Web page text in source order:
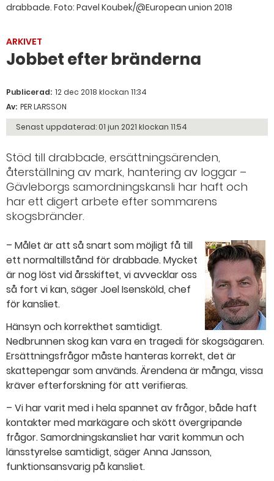
drabbade. Foto: Pavel Koubek/@European union 2018
ARKIVET
Jobbet efter bränderna
Publicerad: 12 dec 2018 klockan 11:34
Av: PER LARSSON
Senast uppdaterad: 01 jun 2021 klockan 11:54
Stöd till drabbade, ersättningsärenden,
återställning av mark, hantering av loggar –
Gävleborgs samordningskansli har haft och
har ett digert arbete efter sommarens
skogsbränder.
– Målet är att så snart som möjligt få till
ett normaltillstånd för drabbade. Mycket
är nog löst vid årsskiftet, vi avvecklar oss
så fort vi kan, säger Joel Isensköld, chef
för kansliet.
Hänsyn och korrekthet samtidigt.
Nedbrunnen skog kan vara en tragedi för skogsägaren.
Ersättningsfrågor måste hanteras korrekt, det är
skattepengar som används. Ärendena är många, vissa
kräver efterforskning för att verifieras.
– Vi har varit med i hela spannet av frågor, både haft
kontakter med markägare och skött övergripande
frågor. Samordningskansliet har varit kommun och
länsstyrelse samtidigt, säger Anna Jansson,
funktionsansvarig på kansliet.